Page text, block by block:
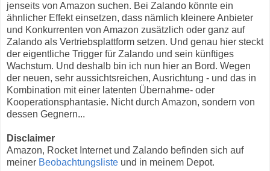
jenseits von Amazon suchen. Bei Zalando könnte ein
ähnlicher Effekt einsetzen, dass nämlich kleinere Anbieter
und Konkurrenten von Amazon zusätzlich oder ganz auf
Zalando als Vertriebsplattform setzen. Und genau hier steckt
der eigentliche Trigger für Zalando und sein künftiges
Wachstum. Und deshalb bin ich nun hier an Bord. Wegen
der neuen, sehr aussichtsreichen, Ausrichtung - und das in
Kombination mit einer latenten Übernahme- oder
Kooperationsphantasie. Nicht durch Amazon, sondern von
dessen Gegnern...
Disclaimer
Amazon, Rocket Internet und Zalando befinden sich auf
meiner Beobachtungsliste und in meinem Depot.